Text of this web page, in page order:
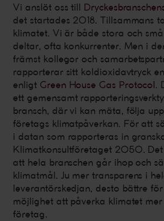
Vi anslöt oss till
det startades 2018. Tillsammans
klimatet. Vi är både stora och
deltar, ofta konkurrenter. Men i
främst kollegor och
rapporterar sitt koldioxidavtryck
enligt Green House Gas Protocol.
ett gemensamt
bransch, där vi kan mäta, följa
företags klimatpåverkan. För att
i datan som rapporteras in
Klimatkonsultföretaget 2050.
att hela branschen går ihop och
klimatmål. Ju mer transparens i
leverantörskedjan, desto bättre
möjlighet att påverka klimatet
företag.